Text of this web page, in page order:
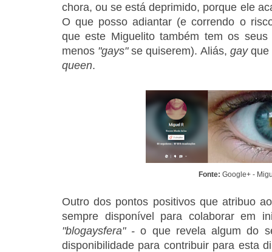
chora, ou se está deprimido, porque ele
O que posso adiantar (e correndo o
que este Miguelito também tem os
menos "gays"se quiserem). Aliás, gay
queen.
Fonte:Google+ -
Outro dos pontos positivos que atribuo
sempre disponível para colaborar em
"blogaysfera" -o que revela algum do
disponibilidade para contribuir para esta